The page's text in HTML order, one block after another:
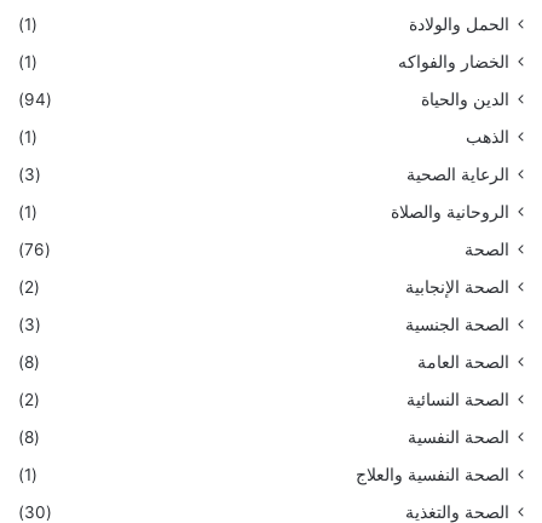
الحمل والولادة
(1)
الخضار والفواكه
(1)
الدين والحياة
(94)
الذهب
(1)
الرعاية الصحية
(3)
الروحانية والصلاة
(1)
الصحة
(76)
الصحة الإنجابية
(2)
الصحة الجنسية
(3)
الصحة العامة
(8)
الصحة النسائية
(2)
الصحة النفسية
(8)
الصحة النفسية والعلاج
(1)
الصحة والتغذية
(30)